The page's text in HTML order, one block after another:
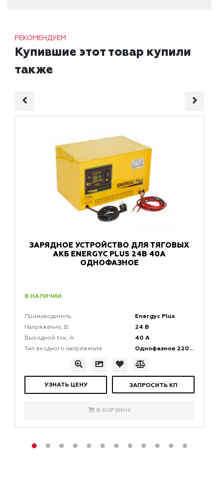
РЕКОМЕНДУЕМ
Купившие этот товар купили
также
ЗАРЯДНОЕ УСТРОЙСТВО ДЛЯ ТЯГОВЫХ
АКБ ENERGYC PLUS 24В 40А
ОДНОФАЗНОЕ
В НАЛИЧИИ
Производитель: Energyc Plus
Напряжение, В: 24 В
Выходной ток, A: 40 А
Тип входного напряжения: Однофазное 220V (AC)
УЗНАТЬ ЦЕНУ ЗАПРОСИТЬ КП
В КОРЗИНУ